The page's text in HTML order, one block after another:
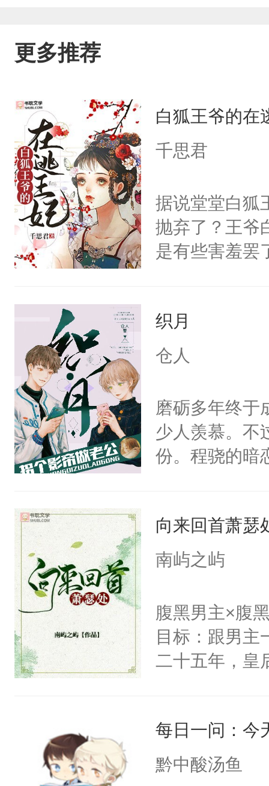
更多推荐
白狐王爷的在
千思君
据说堂堂白狐
抛弃了？王爷
是有些害羞罢
想，需得寸
想往哪里跑呢
的夫人，你倒
手投降，说：
我背后拿开？”
织月
仓人
磨砺多年终于
少人羡慕。不
份。程骁的暗
纪人看着保守
挑了几件性感
戚恩的信息，
狗滚吧。]程
已发出，但被
向来回首萧瑟
南屿之屿
腹黑男主×腹
目标：跟男主
二十五年，皇
第五年，沛帝
三皇子云黎晗
每日一问：今
黔中酸汤鱼